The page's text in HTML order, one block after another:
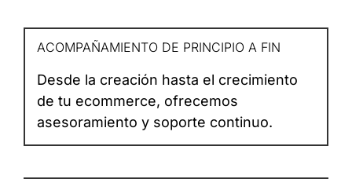
ACOMPAÑAMIENTO DE PRINCIPIO A FIN
Desde la creación hasta el crecimiento
de tu ecommerce, ofrecemos
asesoramiento y soporte continuo.